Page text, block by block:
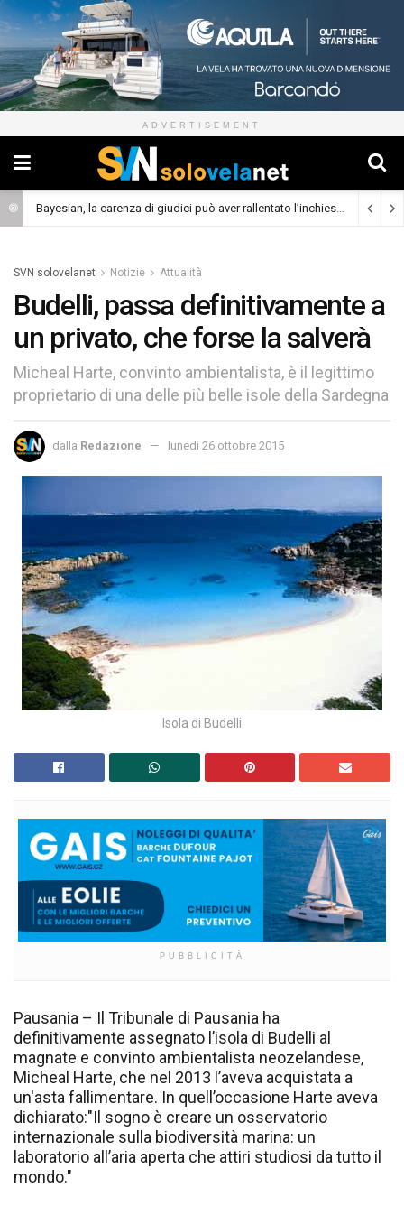
ADVERTISEMENT
Bayesian, la carenza di giudici può aver rallentato l’inchiesta (Cronaca)
SVN solovelanet Notizie Attualità
Budelli, passa definitivamente a
un privato, che forse la salverà
Micheal Harte, convinto ambientalista, è il legittimo
proprietario di una delle più belle isole della Sardegna
dalla Redazione lunedì 26 ottobre 2015
Isola di Budelli
PUBBLICITÀ
Pausania – Il Tribunale di Pausania ha
definitivamente assegnato l’isola di Budelli al
magnate e convinto ambientalista neozelandese,
Micheal Harte, che nel 2013 l’aveva acquistata a
un'asta fallimentare. In quell’occasione Harte aveva
dichiarato:"Il sogno è creare un osservatorio
internazionale sulla biodiversità marina: un
laboratorio all’aria aperta che attiri studiosi da tutto il
mondo."